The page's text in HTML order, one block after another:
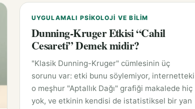
UYGULAMALI PSIKOLOJI VE BILIM
Dunning-Kruger Etkisi “Cahil
Cesareti” Demek midir?
"Klasik Dunning-Kruger" cümlesinin üç
sorunu var: etki bunu söylemiyor, internetteki
o meşhur "Aptallık Dağı" grafiği makalede hiç
yok, ve etkinin kendisi de istatistiksel bir yan